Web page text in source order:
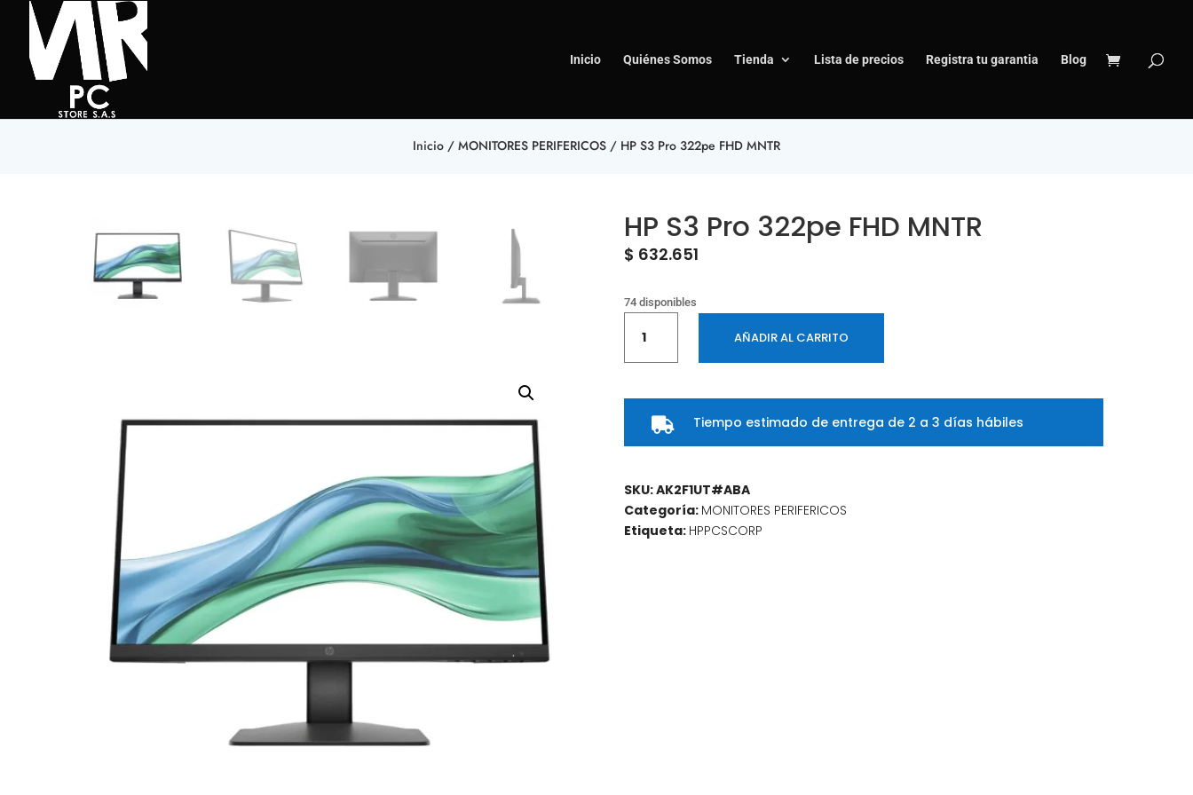
Inicio Quiénes Somos Tienda Lista de precios Registra tu garantia Blog
Inicio / MONITORES PERIFERICOS / HP S3 Pro 322pe FHD MNTR
HP S3 Pro 322pe FHD MNTR
$ 632.651
74 disponibles
Pro
FHD
cantidad
AÑADIR AL CARRITO
 Tiempo estimado de entrega de 2 a 3 días hábiles
SKU:AK2F1UT#ABA
Categoría: MONITORES PERIFERICOS
Etiqueta: HPPCSCORP